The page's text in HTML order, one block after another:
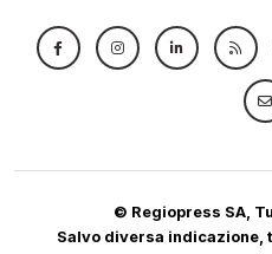
© Regiopress SA,
Salvo diversa